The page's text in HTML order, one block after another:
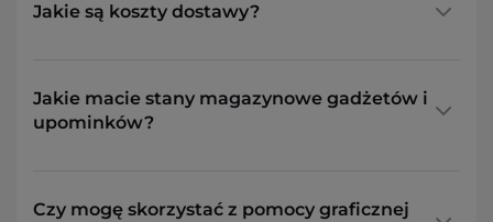
Jakie są koszty dostawy?
Jakie macie stany magazynowe gadżetów i
upominków?
Czy mogę skorzystać z pomocy graficznej